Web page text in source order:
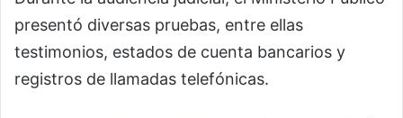
presentó diversas pruebas, entre ellas
testimonios, estados de cuenta bancarios y
registros de llamadas telefónicas.